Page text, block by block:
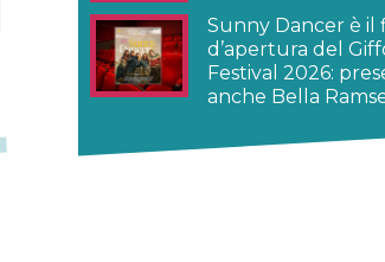
Sunny Dancer è il
d’apertura del
Festival 2026:
anche Bella